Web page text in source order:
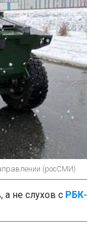
(росСМИ)
не слухов с РБК-